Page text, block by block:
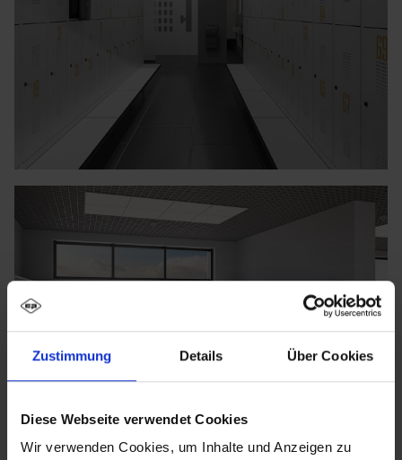
Zustimmung Details Über Cookies
Diese Webseite verwendet Cookies
Wir verwenden Cookies, um Inhalte und Anzeigen zu